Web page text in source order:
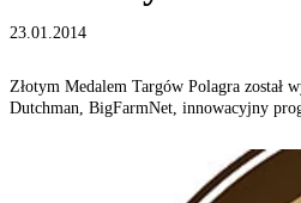
23.01.2014
Złotym Medalem Targów Polagra został
Dutchman, BigFarmNet, innowacyjny